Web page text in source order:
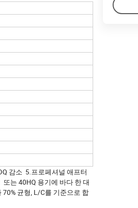
감소 5.프로페셔널 애프터
는 40HQ 용기에 바다 한 대
균형, L/C를 기준으로 합